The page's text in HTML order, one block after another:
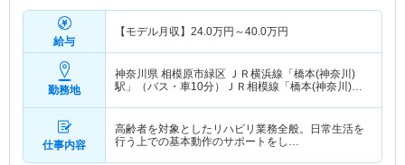
給与
【モデル月収】 24.0万円～40.0万円
勤務地
神奈川県 相模原市緑区
ＪＲ横浜線「橋本(神奈川)
駅」（バス・車10分）ＪＲ相模線「橋本(神奈川)
仕事内容
高齢者を対象としたリハビリ業務全般。日常生活を
行う上での基本動作のサポートをし…